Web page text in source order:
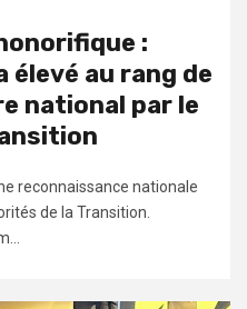
:
élevé au rang de
national par le
reconnaissance nationale
de la Transition.